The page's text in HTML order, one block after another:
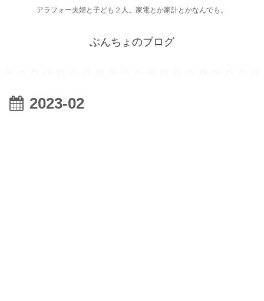
アラフォー夫婦と子ども２人。家電とか家計とかなんでも。
ぶんちょのブログ
2023-02